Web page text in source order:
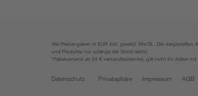
Alle Preisangaben in EUR inkl. gesetzl. MwSt.. Die
und Produkte nur solange der Vorrat reicht.
*Paketversand ab 59 € versandkostenfrei, gilt nicht für Artikel
Datenschutz Privatsphäre Impressum AGB